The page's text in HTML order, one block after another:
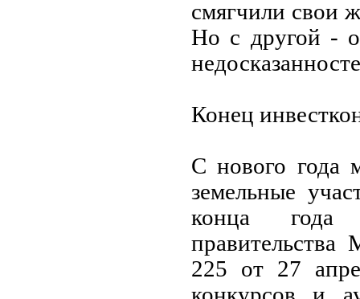
смягчили свои
Но с другой -
Конец
С нового года
земельные
конца года
225 от 27